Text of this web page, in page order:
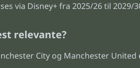
via Disney+ fra 2025/26 til 2029/
relevante?
City og Manchester